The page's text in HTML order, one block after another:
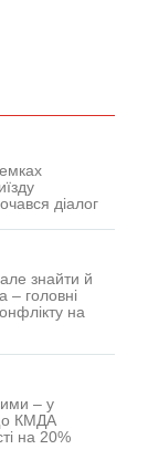
діалог
знайти й
– головні
на
– у
КМДА
на 20%